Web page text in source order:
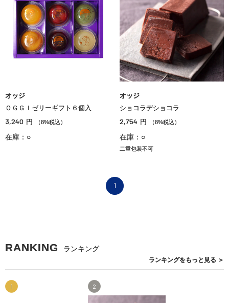
オッジ
ＯＧＧＩゼリーギフト６個入
3,240 円 （8%税込）
在庫：○
オッジ
ショコラデショコラ
2,754 円 （8%税込）
在庫：○
二重包装不可
1
RANKING ランキング
ランキングをもっと見る ＞
1 2